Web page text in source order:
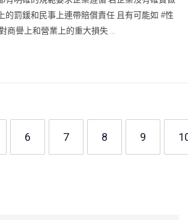
的罰鍰和民事上連帶賠償責任 且有可能如 #性
商譽上和營業上的重大損失 ...
6 7 8 9